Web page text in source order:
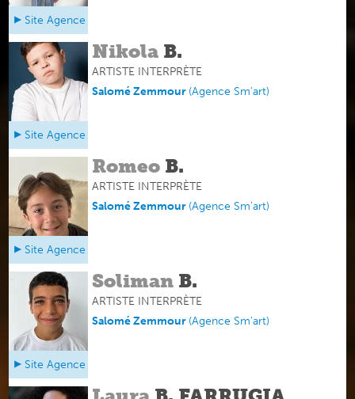
Site Agence
Nikola B.
ARTISTE INTERPRÈTE
Salomé Zemmour (Agence Sm'art)
Site Agence
Romeo B.
ARTISTE INTERPRÈTE
Salomé Zemmour (Agence Sm'art)
Site Agence
Soliman B.
ARTISTE INTERPRÈTE
Salomé Zemmour (Agence Sm'art)
Site Agence